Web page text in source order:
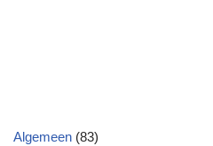
Algemeen (83)